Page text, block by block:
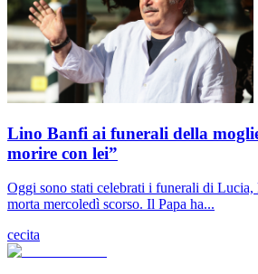
Lino Banfi ai funerali della
morire con lei”
Oggi sono stati celebrati i funerali di
morta mercoledì scorso. Il Papa ha...
cecita